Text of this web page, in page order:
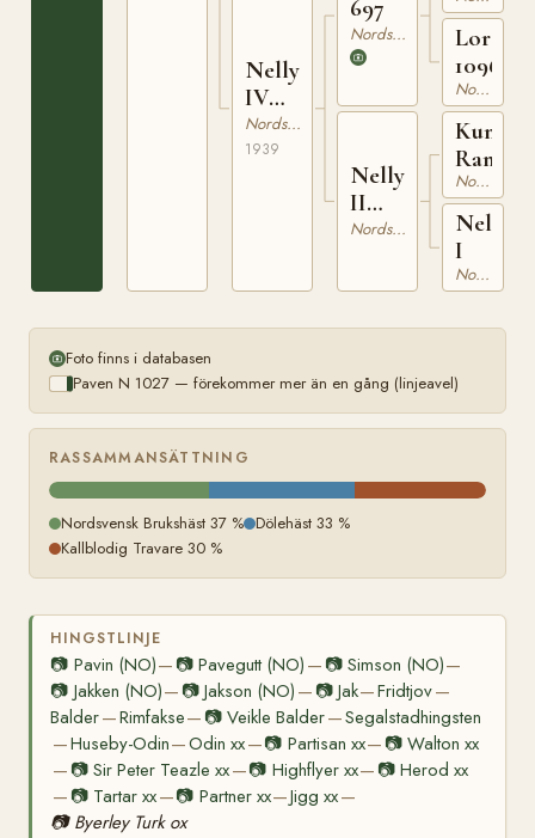
Nelly
IV
(18)
9005
Nordsvensk Brukshäst
1939
697
Nordsvensk Brukshäst
Nelly
II
(18) Nordsvensk Brukshäst
Lordy
1096
Nordsvensk Brukshäst
Kung
Rane
Nordsvensk Brukshäst
Nelly
I
Nordsvensk Brukshäst
Foto finns i databasen
Paven N 1027 — förekommer mer än en gång (linjeavel)
RASSAMMANSÄTTNING
Nordsvensk Brukshäst 37 % Dölehäst 33 %
Kallblodig Travare 30 %
HINGSTLINJE
📷 Pavin (NO)— 📷Pavegutt (NO) — 📷 Simson (NO)—
📷 Jakken (NO)— 📷Jakson (NO) — 📷Jak—Fridtjov—
Balder—Rimfakse— 📷Veikle Balder—Segalstadhingsten
—Huseby-Odin—Odin xx—📷 Partisan xx— 📷Walton xx
— 📷Sir Peter Teazle xx—📷 Highflyer xx— 📷Herod xx
— 📷 Tartar xx—📷 Partner xx—Jigg xx—
📷 Byerley Turk ox